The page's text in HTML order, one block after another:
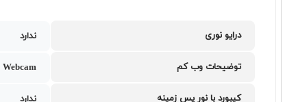
درایو نوری ندارد
توضیحات وب کم
کیبورد با نور پس زمینه ندارد